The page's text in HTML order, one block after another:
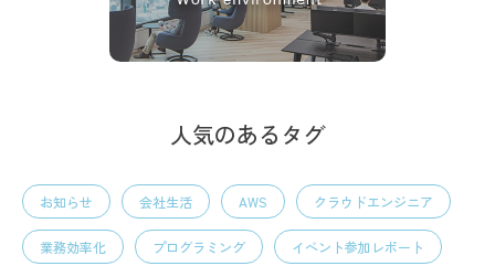
人気のあるタグ
お知らせ 会社生活 AWS クラウドエンジニア
業務効率化 プログラミング イベント参加レポート